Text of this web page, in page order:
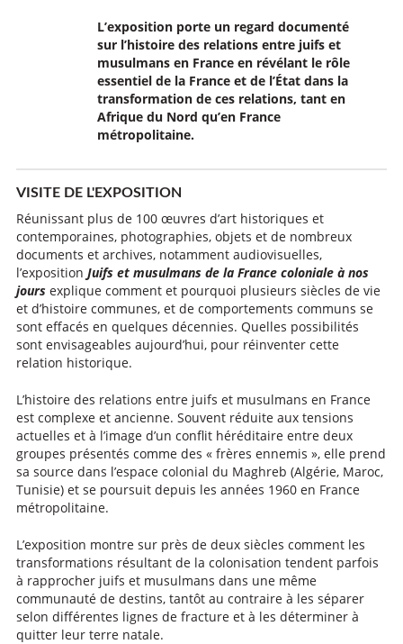
L’exposition porte un regard documenté
sur l’histoire des relations entre juifs et
musulmans en France en révélant le rôle
essentiel de la France et de l’État dans la
transformation de ces relations, tant en
Afrique du Nord qu’en France
métropolitaine.
VISITE DE L'EXPOSITION
Réunissant plus de 100 œuvres d’art historiques et
contemporaines, photographies, objets et de nombreux
documents et archives, notamment audiovisuelles,
l’exposition Juifs et musulmans de la France coloniale à nos
jours explique comment et pourquoi plusieurs siècles de vie
et d’histoire communes, et de comportements communs se
sont effacés en quelques décennies. Quelles possibilités
sont envisageables aujourd’hui, pour réinventer cette
relation historique.
L’histoire des relations entre juifs et musulmans en France
est complexe et ancienne. Souvent réduite aux tensions
actuelles et à l’image d’un conflit héréditaire entre deux
groupes présentés comme des « frères ennemis », elle prend
sa source dans l’espace colonial du Maghreb (Algérie, Maroc,
Tunisie) et se poursuit depuis les années 1960 en France
métropolitaine.
L’exposition montre sur près de deux siècles comment les
transformations résultant de la colonisation tendent parfois
à rapprocher juifs et musulmans dans une même
communauté de destins, tantôt au contraire à les séparer
selon différentes lignes de fracture et à les déterminer à
quitter leur terre natale.